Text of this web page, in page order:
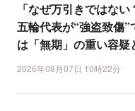
「なぜ万引きではな
五輪代表が“強盗致傷
は「無期」の重い容疑
2026年08月07日 10時22分